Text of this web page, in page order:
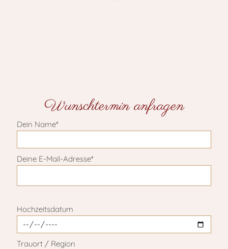
Wunschtermin anfragen
Dein Name*
Deine E-Mail-Adresse*
Hochzeitsdatum
Trauort / Region